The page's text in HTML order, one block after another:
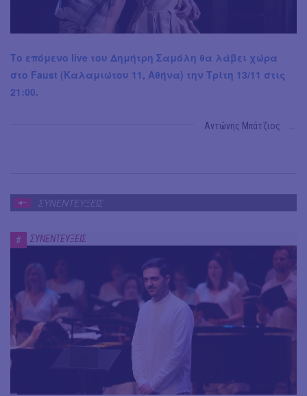
Το επόμενο live του Δημήτρη Σαμόλη θα λάβει χώρα
στο Faust (Καλαμιώτου 11, Αθήνα) την Τρίτη 13/11 στις
21:00.
Αντώνης Μπάτζιος
ΣΥΝΕΝΤΕΥΞΕΙΣ
# ΣΥΝΕΝΤΕΥΞΕΙΣ